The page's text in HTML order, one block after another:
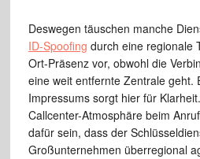
Deswegen täuschen manche
ID-Spoofing durch eine regionale
Ort-Präsenz vor, obwohl die
eine weit entfernte Zentrale geht.
Impressums sorgt hier für
Callcenter-Atmosphäre beim
dafür sein, dass der
Großunternehmen überregional